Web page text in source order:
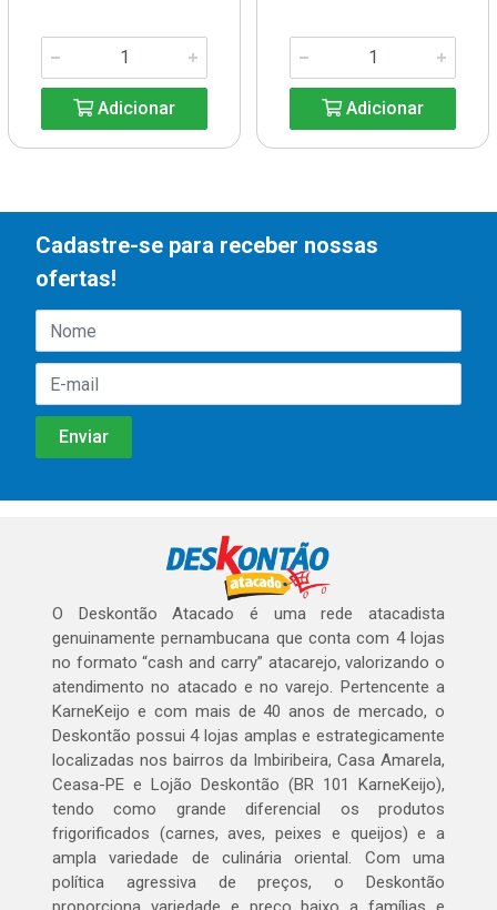
Adicionar Adicionar
Cadastre-se para receber nossas
ofertas!
O Deskontão Atacado é uma rede atacadista
genuinamente pernambucana que conta com 4 lojas
no formato “cash and carry” atacarejo, valorizando o
atendimento no atacado e no varejo. Pertencente a
KarneKeijo e com mais de 40 anos de mercado, o
Deskontão possui 4 lojas amplas e estrategicamente
localizadas nos bairros da Imbiribeira, Casa Amarela,
Ceasa-PE e Lojão Deskontão (BR 101 KarneKeijo),
tendo como grande diferencial os produtos
frigorificados (carnes, aves, peixes e queijos) e a
ampla variedade de culinária oriental. Com uma
política agressiva de preços, o Deskontão